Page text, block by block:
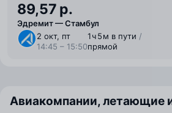
89,57 р.
Эдремит — Стамбул
2 окт, пт
14:45 – 15:50
1 ⁠ч 5 ⁠м в пути /
прямой
Авиакомпании, летающие